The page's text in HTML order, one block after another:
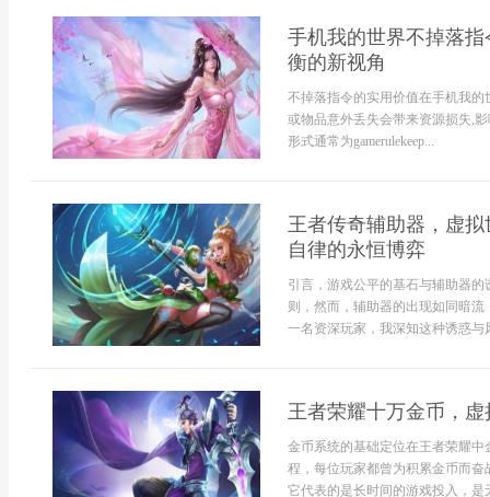
手机我的世界不掉落
衡的新视角
不掉落指令的实用价值在手机我
或物品意外丢失会带来资源损失,
形式通常为gamerulekeep...
王者传奇辅助器，虚
自律的永恒博弈
引言，游戏公平的基石与辅助器
则，然而，辅助器的出现如同暗
一名资深玩家，我深知这种诱惑
王者荣耀十万金币，
金币系统的基础定位在王者荣耀
程，每位玩家都曾为积累金币而
它代表的是长时间的游戏投入，是